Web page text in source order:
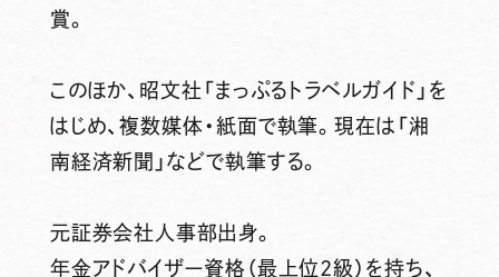
賞。
このほか、昭文社「まっぷるトラベルガイド」を
はじめ、複数媒体・紙面で執筆。現在は「湘
南経済新聞」などで執筆する。
元証券会社人事部出身。
年金アドバイザー資格（最上位2級）を持ち、